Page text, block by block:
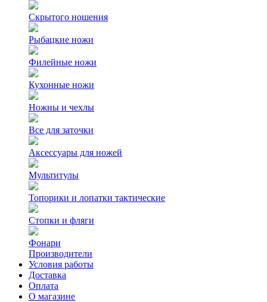
Скрытого ношения
Рыбацкие ножи
Филейные ножи
Кухонные ножи
Ножны и чехлы
Все для заточки
Аксессуары для ножей
Мультитулы
Топорики и лопатки тактические
Стопки и фляги
Фонари
Производители
Условия работы
Доставка
Оплата
О магазине